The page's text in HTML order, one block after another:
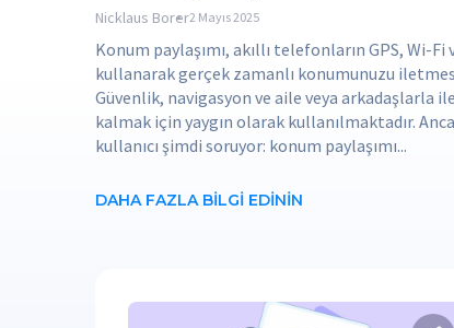
Nicklaus Borer2 Mayıs 2025
Konum paylaşımı, akıllı telefonların GPS, Wi-Fi
kullanarak gerçek zamanlı konumunuzu
Güvenlik, navigasyon ve aile veya arkadaşlarla
kalmak için yaygın olarak kullanılmaktadır.
kullanıcı şimdi soruyor: konum paylaşımı...
DAHA FAZLA BILGI EDININ